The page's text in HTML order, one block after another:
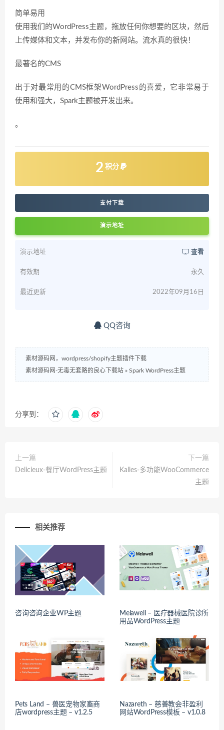
简单易用
使用我们的WordPress主题，拖放任何你想要的区块，然后
上传媒体和文本，并发布你的新网站。流水真的很快！
最著名的CMS
出于对最常用的CMS框架WordPress的喜爱，它非常易于
使用和强大，Spark主题被开发出来。
。
2 积分
支付下载
演示地址
演示地址 查看
有效期 永久
最近更新 2022年09月16日
QQ咨询
素材源码网，wordpress/shopify主题插件下载
素材源码网-无毒无套路的良心下载站 » Spark WordPress主题
分享到：
上一篇
Delicieux-餐厅WordPress主题
下一篇
Kalles-多功能WooCommerce
主题
相关推荐
咨询咨询企业WP主题
Melawell – 医疗器械医院诊所
用品WordPress主题
Pets Land – 兽医宠物家畜商
店wordpress主题 – v1.2.5
Nazareth – 慈善教会非盈利
网站WordPress模板 – v1.0.8